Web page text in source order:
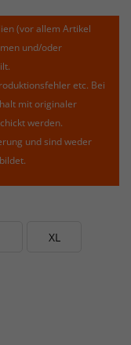
(vor allem Artikel
und/oder
etc. Bei
mit originaler
werden.
und sind weder
XL